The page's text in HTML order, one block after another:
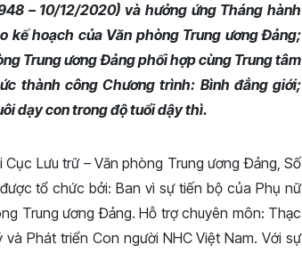
– 10/12/2020) và hưởng ứng Tháng hành
kế hoạch của Văn phòng Trung ương Đảng;
Trung ương Đảng phối hợp cùng Trung tâm
thành công Chương trình: Bình đẳng giới;
dạy con trong độ tuổi dậy thì.
Lưu trữ – Văn phòng Trung ương Đảng, Số
tổ chức bởi: Ban vì sự tiến bộ của Phụ nữ
Trung ương Đảng. Hỗ trợ chuyên môn: Thạc
Phát triển Con người NHC Việt Nam. Với sự